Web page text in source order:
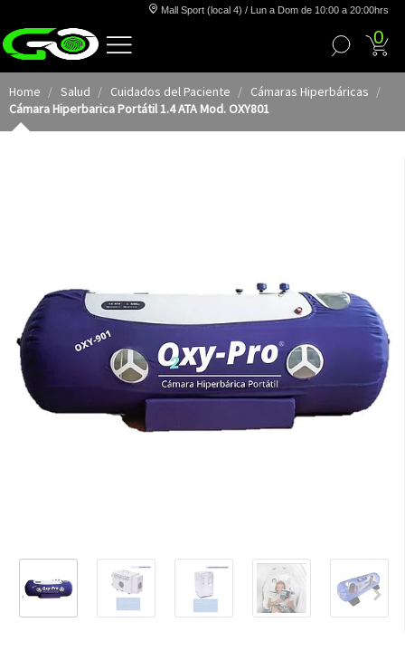
Mall Sport (local 4) / Lun a Dom de 10:00 a 20:00hrs
0
Home Salud Cuidados del Paciente
Cámaras Hiperbáricas
Cámara Hiperbarica Portátil 1.4 ATA Mod. OXY801